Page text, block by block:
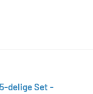
delige Set -